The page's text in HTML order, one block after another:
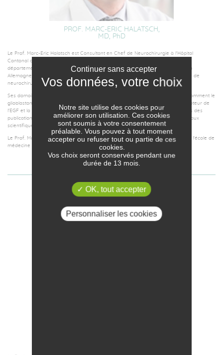
PROF. MARC-ERIC HALATSCH,
MD,
PhD
Le Prof. Marc-Eric Halatsch est Consultant en Chef de Neurochirurgie à l'Hôpital
Cantonal de Winterthour en Suisse. Précédemment, il était Vice-Président du
département de Neurochirurgie de l'école de médecine de l'Université d'Ulm en
Allemagne; et de 2005 à 2009, professeur associé en neurochirurgie et titulaire de
neurochirurgie à l'école de médecine de l'Université de Heidelberg.
Ses domaines d'intérêt clinique et de recherche sont la neuro-oncologie et notamment le
glioblastome, l'imagenie intra-opératoire, la neurochirurgie pédiatrique, le récepteur de
l'EGF et la thérapie ciblée. Il est l'auteur de plus de 70 articles scientifiques dans des
publications internationales et participe au comité de lecture de plusieurs journaux
scientifiques et médicaux.
Le Prof. Marc-Eric Halatsch est dipômé de médecine et docteur en sciences de l'école de
médecine de l'Université de Göttingen.
Notre site utilise des cookies pour
améliorer son utilisation. Ces cookies
sont soumis à votre consentement
préalable. Vous pouvez à tout moment
accepter ou refuser tout ou partie de ces
cookies.
Vos choix seront conservés pendant une
durée de 13 mois.
OK, tout accepter
Continuer sans accepter
Personnaliser les cookies